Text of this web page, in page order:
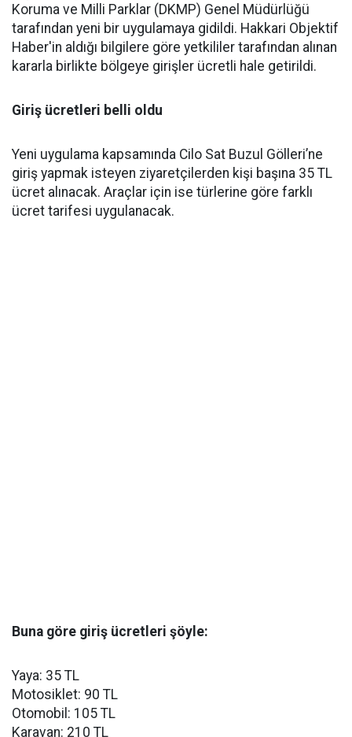
Koruma ve Milli Parklar (DKMP) Genel Müdürlüğü
tarafından yeni bir uygulamaya gidildi. Hakkari Objektif
Haber'in aldığı bilgilere göre yetkililer tarafından alınan
kararla birlikte bölgeye girişler ücretli hale getirildi.
Giriş ücretleri belli oldu
Yeni uygulama kapsamında Cilo Sat Buzul Gölleri’ne
giriş yapmak isteyen ziyaretçilerden kişi başına 35 TL
ücret alınacak. Araçlar için ise türlerine göre farklı
ücret tarifesi uygulanacak.
Buna göre giriş ücretleri şöyle:
Yaya: 35 TL
Motosiklet: 90 TL
Otomobil: 105 TL
Karavan: 210 TL